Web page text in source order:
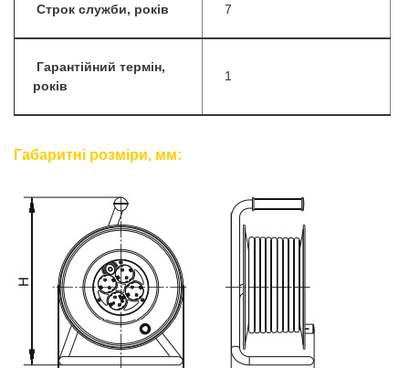
Строк служби, років 7
Гарантійний термін,
років
1
Габаритні розміри, мм: